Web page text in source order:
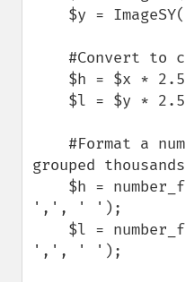
grouped thousands
',', ' ');
',', ' ');